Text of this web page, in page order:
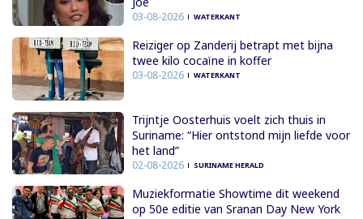
03-08-2026 WATERKANT
Reiziger op Zanderij betrapt met bijna
twee kilo cocaïne in koffer
03-08-2026 WATERKANT
Trijntje Oosterhuis voelt zich thuis in
Suriname: “Hier ontstond mijn liefde voor
het land”
02-08-2026 SURINAME HERALD
Muziekformatie Showtime dit weekend
op 50e editie van Sranan Day New York